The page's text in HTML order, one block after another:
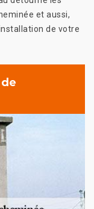
et aussi,
de votre